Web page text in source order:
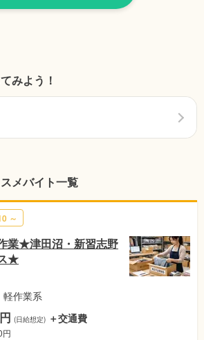
みよう！
メバイト一覧
～
業★津田沼・新習志野
★
軽作業系
(日給想定) ＋交通費
円